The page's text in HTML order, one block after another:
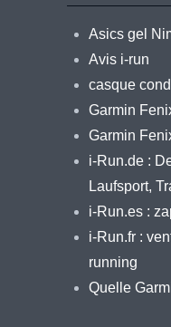
Asics gel
Avis i-run
casque
Garmin
Garmin
i-Run.de :
Laufsport,
i-Run.es :
i-Run.fr :
running
Quelle